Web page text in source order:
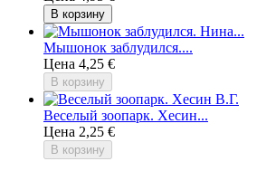
В корзину
Мышонок заблудился....
Цена 4,25 €
В корзину
Веселый зоопарк. Хесин...
Цена 2,25 €
В корзину